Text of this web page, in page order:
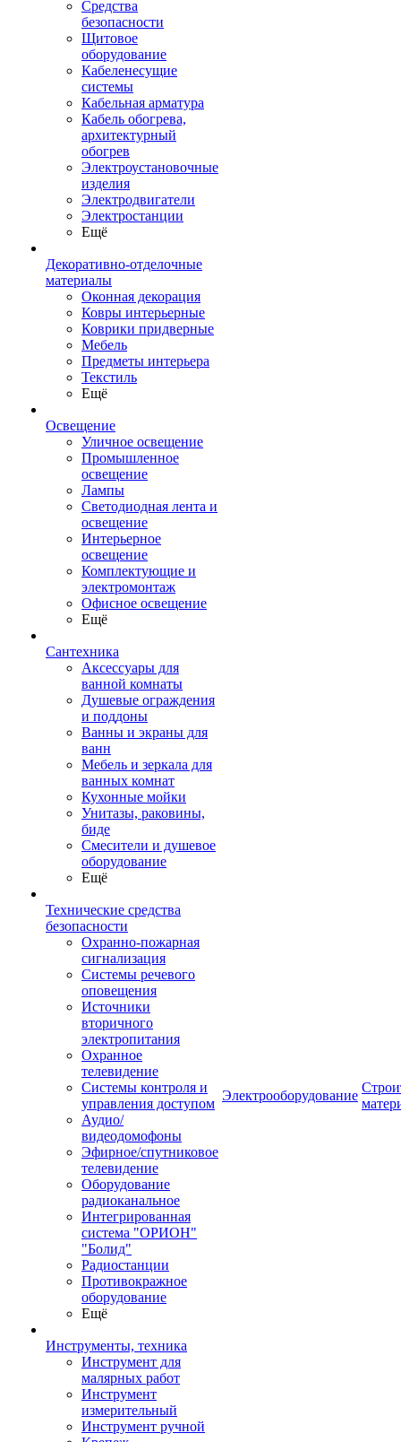
Средства
безопасности
Щитовое
оборудование
Кабеленесущие
системы
Кабельная арматура
Кабель обогрева,
архитектурный
обогрев
Электроустановочные
изделия
Электродвигатели
Электростанции
Ещё
Декоративно-отделочные
материалы
Оконная декорация
Ковры интерьерные
Коврики придверные
Мебель
Предметы интерьера
Текстиль
Ещё
Освещение
Уличное освещение
Промышленное
освещение
Лампы
Светодиодная лента и
освещение
Интерьерное
освещение
Комплектующие и
электромонтаж
Офисное освещение
Ещё
Сантехника
Аксессуары для
ванной комнаты
Душевые ограждения
и поддоны
Ванны и экраны для
ванн
Мебель и зеркала для
ванных комнат
Кухонные мойки
Унитазы, раковины,
биде
Смесители и душевое
оборудование
Ещё
Технические средства
безопасности
Охранно-пожарная
сигнализация
Системы речевого
оповещения
Источники
вторичного
электропитания
Охранное
телевидение
Системы контроля и
управления доступом
Аудио/
видеодомофоны
Эфирное/спутниковое
телевидение
Оборудование
радиоканальное
Интегрированная
система "ОРИОН"
"Болид"
Радиостанции
Противокражное
оборудование
Ещё
Инструменты, техника
Инструмент для
малярных работ
Инструмент
измерительный
Инструмент ручной
Электрооборудование